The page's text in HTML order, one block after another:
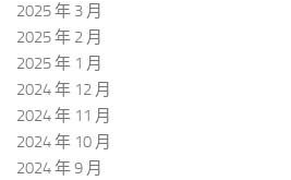
2025 年 3 月
2025 年 2 月
2025 年 1 月
2024 年 12 月
2024 年 11 月
2024 年 10 月
2024 年 9 月